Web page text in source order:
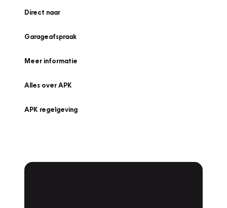
Direct naar
Garageafspraak
Meer informatie
Alles over APK
APK regelgeving